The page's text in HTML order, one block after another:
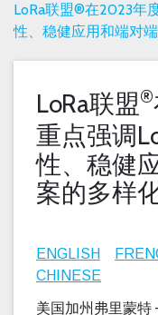
LoRa联盟®在2023年
性、稳健应用和端对
LoRa联盟®
重点强调
性、稳健
案的多样
ENGLISH
CHINESE
美国加州弗里蒙特